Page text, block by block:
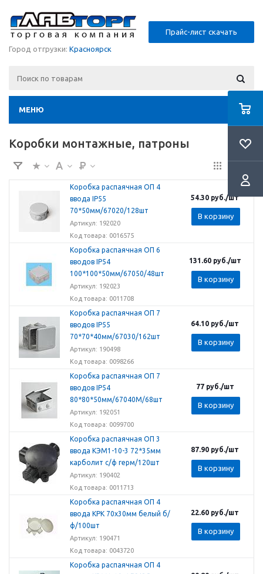
Прайс-лист скачать
Город отгрузки: Красноярск
МЕНЮ
Коробки монтажные, патроны
Коробка распаячная ОП 4
ввода IP55
70*50мм/67020/128шт
Артикул: 192020
Код товара: 0016575
54.30 руб./шт
В корзину
Коробка распаячная ОП 6
вводов IP54
100*100*50мм/67050/48шт
Артикул: 192023
Код товара: 0011708
131.60руб./шт
В корзину
Коробка распаячная ОП 7
вводов IP55
70*70*40мм/67030/162шт
Артикул: 190498
Код товара: 0098266
64.10 руб./шт
В корзину
Коробка распаячная ОП 7
вводов IP54
80*80*50мм/67040М/68шт
Артикул: 192051
Код товара: 0099700
77руб./шт
В корзину
Коробка распаячная ОП 3
ввода КЭМ1-10-3 72*35мм
карболит с/ф герм/120шт
Артикул: 190402
Код товара: 0011713
87.90 руб./шт
В корзину
Коробка распаячная ОП 4
ввода КРК 70х30мм белый б/
ф/100шт
Артикул: 190471
Код товара: 0043720
22.60 руб./шт
В корзину
Коробка распаячная ОП 4